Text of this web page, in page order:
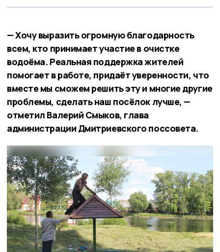
— Хочу выразить огромную благодарность
всем, кто принимает участие в очистке
водоёма. Реальная поддержка жителей
помогает в работе, придаёт уверенности, что
вместе мы сможем решить эту и многие другие
проблемы, сделать наш посёлок лучше, —
отметил Валерий Смыков, глава
администрации Дмитриевского поссовета.